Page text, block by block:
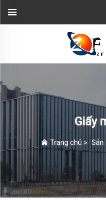
Giấy
Trang chủ> Sản